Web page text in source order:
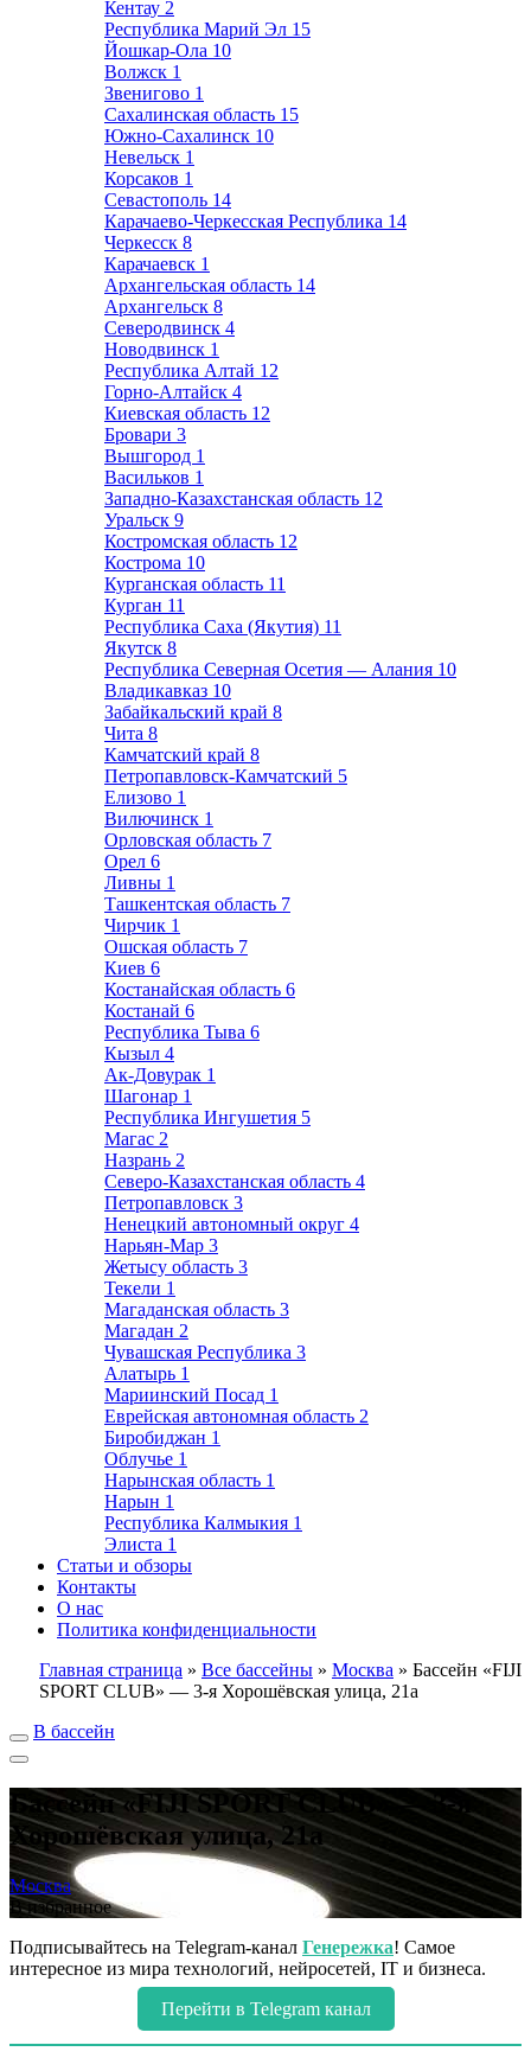
Кентау 2
Республика Марий Эл 15
Йошкар-Ола 10
Волжск 1
Звенигово 1
Сахалинская область 15
Южно-Сахалинск 10
Невельск 1
Корсаков 1
Севастополь 14
Карачаево-Черкесская Республика 14
Черкесск 8
Карачаевск 1
Архангельская область 14
Архангельск 8
Северодвинск 4
Новодвинск 1
Республика Алтай 12
Горно-Алтайск 4
Киевская область 12
Бровари 3
Вышгород 1
Васильков 1
Западно-Казахстанская область 12
Уральск 9
Костромская область 12
Кострома 10
Курганская область 11
Курган 11
Республика Саха (Якутия) 11
Якутск 8
Республика Северная Осетия — Алания 10
Владикавказ 10
Забайкальский край 8
Чита 8
Камчатский край 8
Петропавловск-Камчатский 5
Елизово 1
Вилючинск 1
Орловская область 7
Орел 6
Ливны 1
Ташкентская область 7
Чирчик 1
Ошская область 7
Киев 6
Костанайская область 6
Костанай 6
Республика Тыва 6
Кызыл 4
Ак-Довурак 1
Шагонар 1
Республика Ингушетия 5
Магас 2
Назрань 2
Северо-Казахстанская область 4
Петропавловск 3
Ненецкий автономный округ 4
Нарьян-Мар 3
Жетысу область 3
Текели 1
Магаданская область 3
Магадан 2
Чувашская Республика 3
Алатырь 1
Мариинский Посад 1
Еврейская автономная область 2
Биробиджан 1
Облучье 1
Нарынская область 1
Нарын 1
Республика Калмыкия 1
Элиста 1
Статьи и обзоры
Контакты
О нас
Политика конфиденциальности
Главная страница » Все бассейны » Москва » Бассейн «FIJI
SPORT CLUB» — 3-я Хорошёвская улица, 21а
В бассейн
Бассейн «FIJI SPORT CLUB» — 3-я
Хорошёвская улица, 21а
Москва
В избранное
Подписывайтесь на Telegram-канал Генережка! Самое
интересное из мира технологий, нейросетей, IT и бизнеса.
Перейти в Telegram канал